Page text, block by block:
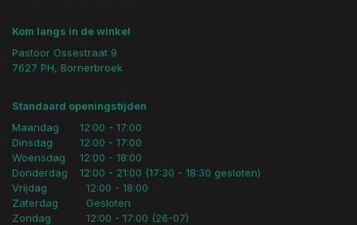
Kom langs in de winkel
Pastoor Ossestraat 9
7627 PH, Bornerbroek
Standaard openingstijden
Maandag
Dinsdag
Woensdag
Donderdag
12:00 - 17:00
12:00 - 17:00
12:00 - 18:00
12:00 - 21:00 (17:30 - 18:30 gesloten)
Vrijdag
Zaterdag
Zondag
12:00 - 18:00
Gesloten
12:00 - 17:00 (26-07)